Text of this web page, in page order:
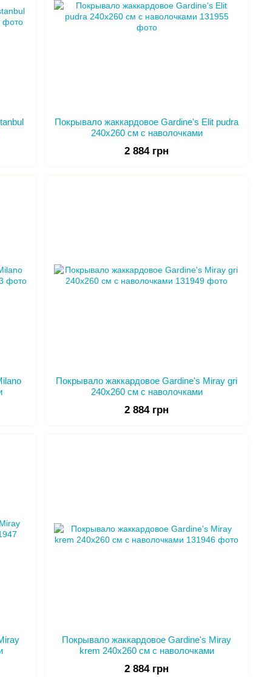
Покрывало жаккардовое Gardine's Elit pudra
240х260 см с наволочками
2 884 грн
Покрывало жаккардовое Gardine's Miray gri
240х260 см с наволочками
2 884 грн
Покрывало жаккардовое Gardine's Miray
krem 240х260 см с наволочками
2 884 грн